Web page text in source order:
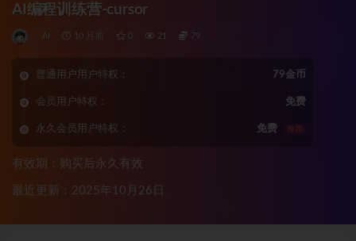
AI编程训练营-cursor
AI 10 月前 0 21 79
普通用户用户特权： 79金币
会员用户特权： 免费
永久会员用户特权： 免费 推荐
有效期：购买后永久有效
最近更新：2025年10月26日